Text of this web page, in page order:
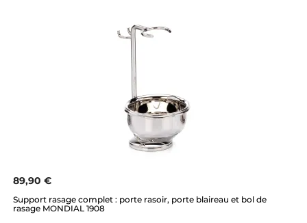
89,90 €
Support rasage complet : porte rasoir, porte blaireau et bol de
rasage MONDIAL 1908